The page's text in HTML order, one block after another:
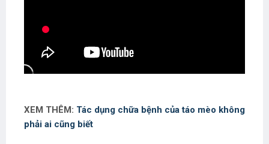
XEM THÊM: Tác dụng chữa bệnh của táo mèo không
phải ai cũng biết